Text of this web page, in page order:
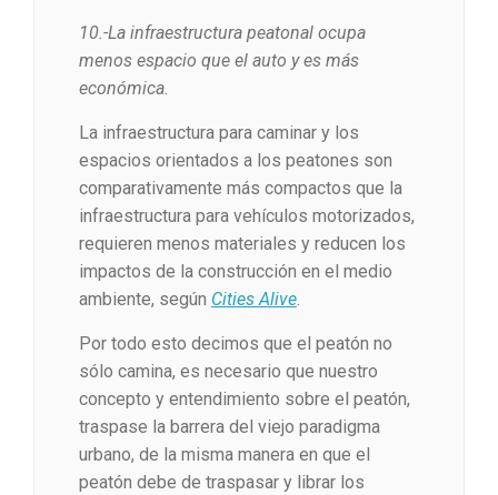
10.-La infraestructura peatonal ocupa
menos espacio que el auto y es más
económica.
La infraestructura para caminar y los
espacios orientados a los peatones son
comparativamente más compactos que la
infraestructura para vehículos motorizados,
requieren menos materiales y reducen los
impactos de la construcción en el medio
ambiente, según Cities Alive.
Por todo esto decimos que el peatón no
sólo camina, es necesario que nuestro
concepto y entendimiento sobre el peatón,
traspase la barrera del viejo paradigma
urbano, de la misma manera en que el
peatón debe de traspasar y librar los